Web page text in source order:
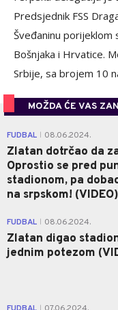
Predsjednik FSS
Šveđaninu porijeklom
Bošnjaka i Hrvatice.
Srbije, sa brojem 10
MOŽDA ĆE VAS
FUDBAL 08.06.2024.
Zlatan dotrčao da
Oprostio se pred
stadionom, pa
na srpskom! (VIDEO)
FUDBAL 08.06.2024.
Zlatan digao
jednim potezom